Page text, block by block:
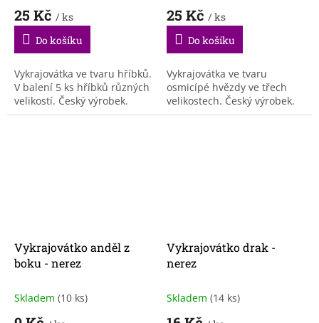
25 Kč / ks
Do košíku
Vykrajovátka ve tvaru hříbků.
V balení 5 ks hříbků různých
velikostí. Český výrobek.
25 Kč / ks
Do košíku
Vykrajovátka ve tvaru
osmicípé hvězdy ve třech
velikostech. Český výrobek.
Vykrajovátko anděl z
boku - nerez
Skladem (10 ks)
Vykrajovátko drak -
nerez
Skladem (14 ks)